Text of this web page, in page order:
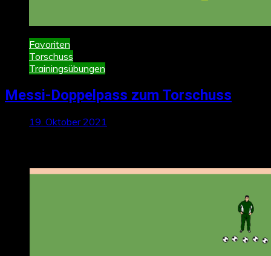
Favoriten
Torschuss
Trainingsübungen
Messi-Doppelpass zum Torschuss
19. Oktober 2021